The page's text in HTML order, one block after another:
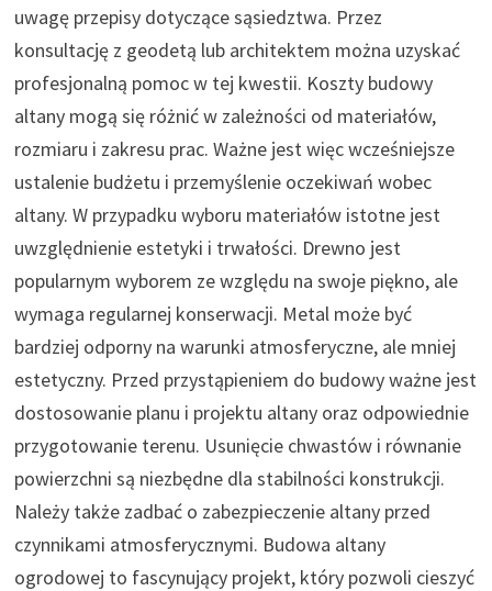
uwagę przepisy dotyczące sąsiedztwa. Przez
konsultację z geodetą lub architektem można uzyskać
profesjonalną pomoc w tej kwestii. Koszty budowy
altany mogą się różnić w zależności od materiałów,
rozmiaru i zakresu prac. Ważne jest więc wcześniejsze
ustalenie budżetu i przemyślenie oczekiwań wobec
altany. W przypadku wyboru materiałów istotne jest
uwzględnienie estetyki i trwałości. Drewno jest
popularnym wyborem ze względu na swoje piękno, ale
wymaga regularnej konserwacji. Metal może być
bardziej odporny na warunki atmosferyczne, ale mniej
estetyczny. Przed przystąpieniem do budowy ważne jest
dostosowanie planu i projektu altany oraz odpowiednie
przygotowanie terenu. Usunięcie chwastów i równanie
powierzchni są niezbędne dla stabilności konstrukcji.
Należy także zadbać o zabezpieczenie altany przed
czynnikami atmosferycznymi. Budowa altany
ogrodowej to fascynujący projekt, który pozwoli cieszyć